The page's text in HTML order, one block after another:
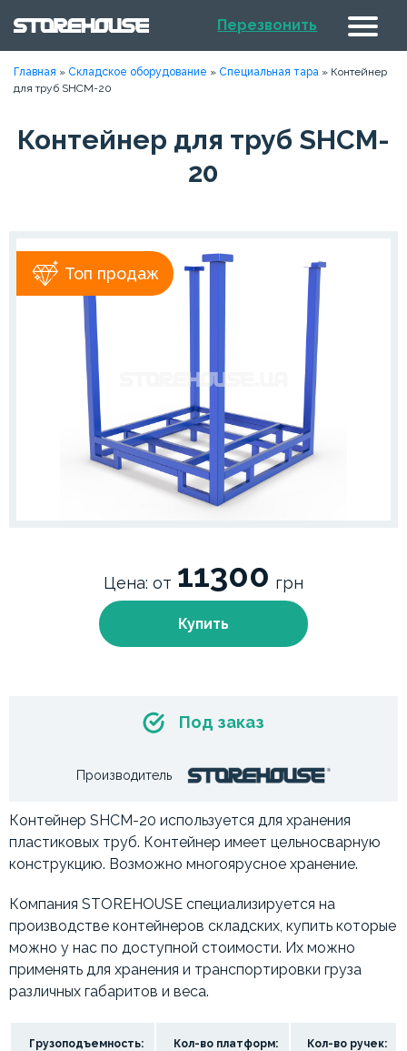
Перезвонить
Главная » Складское оборудование » Специальная тара » Контейнер
для труб SHCM-20
Контейнер для труб SHCM-
20
Топ продаж
Цена: от 11300 грн
Купить
Под заказ
Производитель
Контейнер SHCM-20 используется для хранения
пластиковых труб. Контейнер имеет цельносварную
конструкцию. Возможно многоярусное хранение.
Компания STOREHOUSE специализируется на
производстве контейнеров складских, купить которые
можно у нас по доступной стоимости. Их можно
применять для хранения и транспортировки груза
различных габаритов и веса.
Грузоподъемность: Кол-во платформ: Кол-во ручек: